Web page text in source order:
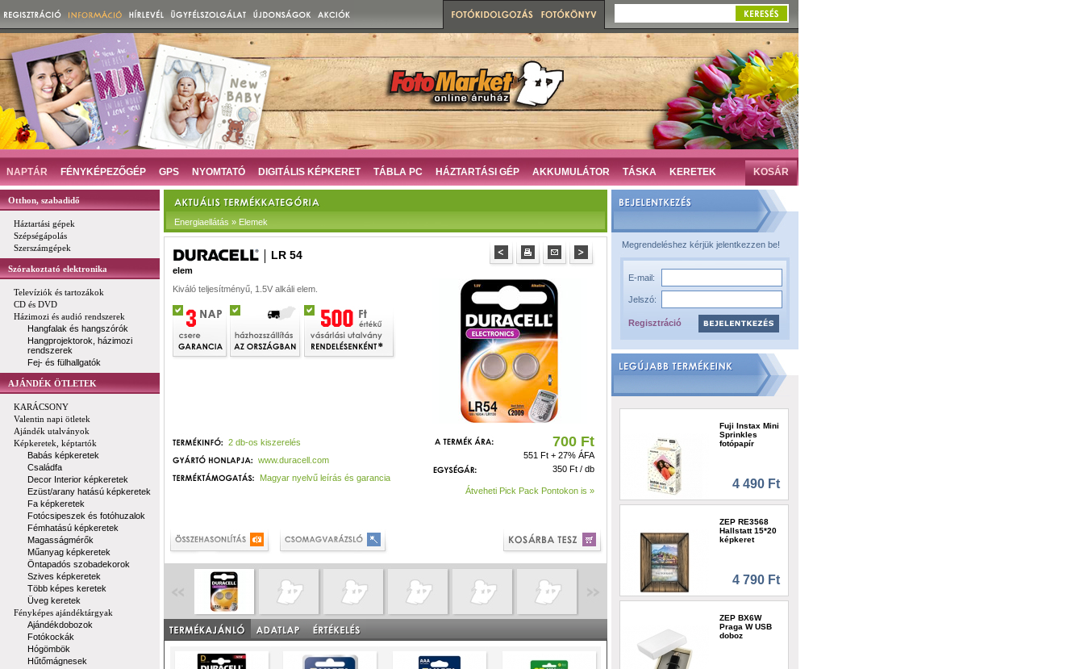
NAPTÁR FÉNYKÉPEZŐGÉP GPS NYOMTATÓ DIGITÁLIS KÉPKERET TÁBLA PC HÁZTARTÁSI GÉP AKKUMULÁTOR TÁSKA KERETEK KOSÁR
Otthon, szabadidő
Háztartási gépek
Szépségápolás
Szerszámgépek
Szórakoztató elektronika
Televíziók és tartozákok
CD és DVD
Házimozi és audió rendszerek
Hangfalak és hangszórók
Hangprojektorok, házimozi
rendszerek
Fej- és fülhallgatók
AJÁNDÉK ÖTLETEK
KARÁCSONY
Valentin napi ötletek
Ajándék utalványok
Képkeretek, képtartók
Babás képkeretek
Családfa
Decor Interior képkeretek
Ezüst/arany hatású képkeretek
Fa képkeretek
Fotócsipeszek és fotóhuzalok
Fémhatású képkeretek
Magasságmérők
Műanyag képkeretek
Öntapadós szobadekorok
Szives képkeretek
Több képes keretek
Üveg keretek
Fényképes ajándéktárgyak
Ajándékdobozok
Fotókockák
Hógömbök
Hűtőmágnesek
Energiaellátás » Elemek
LR 54
elem
Kiváló teljesítményű, 1.5V alkáli elem.
2 db-os kiszerelés
www.duracell.com
Magyar nyelvű leírás és garancia
700 Ft
551 Ft + 27% ÁFA
350 Ft / db
Átveheti Pick Pack Pontokon is »
Megrendeléshez kérjük jelentkezzen be!
E-mail:
Jelszó:
Regisztráció
Fuji Instax Mini
Sprinkles
fotópapír
4 490 Ft
ZEP RE3568
Hallstatt 15*20
képkeret
4 790 Ft
ZEP BX6W
Praga W USB
doboz